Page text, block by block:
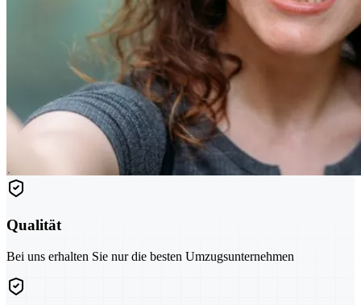
Qualität
Bei uns erhalten Sie nur die besten Umzugsunternehmen